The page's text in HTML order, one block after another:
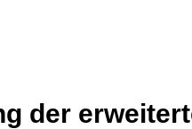
der